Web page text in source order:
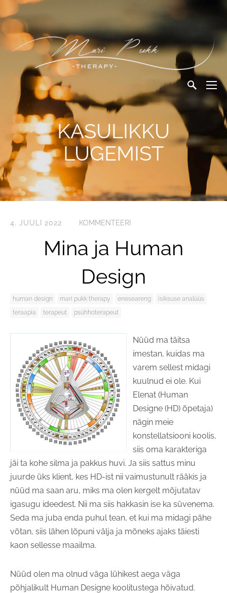
KASULIKKU
LUGEMIST
4. JUULI 2022 KOMMENTEERI
Mina ja Human
Design
human design mari pukk therapy eneseareng
isiksuse analüüs
teraapia
terapeut psühhoterapeut
Nüüd ma täitsa
imestan, kuidas ma
varem sellest midagi
kuulnud ei ole. Kui
Elenat (Human
Designe (HD) õpetaja)
nägin meie
konstellatsiooni koolis,
siis oma karakteriga
jäi ta kohe silma ja pakkus huvi. Ja siis sattus minu
juurde üks klient, kes HD-ist nii vaimustunult rääkis ja
nüüd ma saan aru, miks ma olen kergelt mõjutatav
igasugu ideedest. Nii ma siis hakkasin ise ka süvenema.
Seda ma juba enda puhul tean, et kui ma midagi pähe
võtan, siis lähen lõpuni välja ja mõneks ajaks täiesti
kaon sellesse maailma.
Nüüd olen ma olnud väga lühikest aega väga
põhjalikult Human Designe koolitustega hõivatud.